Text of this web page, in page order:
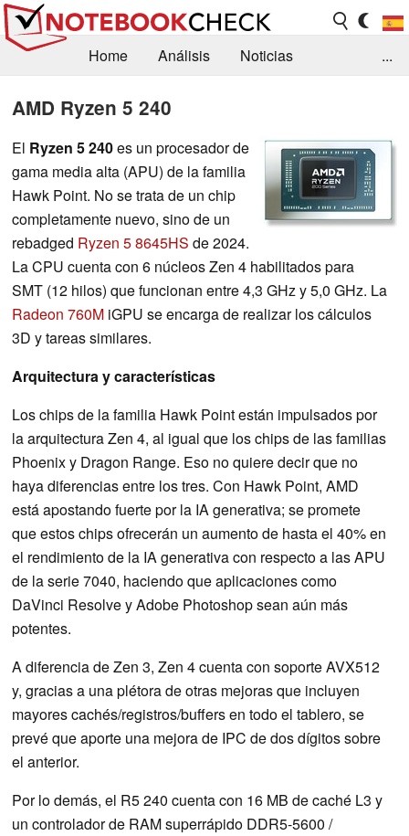
Home Análisis
Noticias
Contacto
...
AMD Ryzen 5 240
El Ryzen 5 240es un procesador de
gama media alta (APU) de la familia
Hawk Point. No se trata de un chip
completamente nuevo, sino de un
rebadged Ryzen 5 8645HS de 2024.
La CPU cuenta con 6 núcleos Zen 4 habilitados para
SMT (12 hilos) que funcionan entre 4,3 GHz y 5,0 GHz. La
Radeon 760M iGPU se encarga de realizar los cálculos
3D y tareas similares.
Arquitectura y características
Los chips de la familia Hawk Point están impulsados por
la arquitectura Zen 4, al igual que los chips de las familias
Phoenix y Dragon Range. Eso no quiere decir que no
haya diferencias entre los tres. Con Hawk Point, AMD
está apostando fuerte por la IA generativa; se promete
que estos chips ofrecerán un aumento de hasta el 40% en
el rendimiento de la IA generativa con respecto a las APU
de la serie 7040, haciendo que aplicaciones como
DaVinci Resolve y Adobe Photoshop sean aún más
potentes.
A diferencia de Zen 3, Zen 4 cuenta con soporte AVX512
y, gracias a una plétora de otras mejoras que incluyen
mayores cachés/registros/buffers en todo el tablero, se
prevé que aporte una mejora de IPC de dos dígitos sobre
el anterior.
Por lo demás, el R5 240 cuenta con 16 MB de caché L3 y
un controlador de RAM superrápido DDR5-5600 /